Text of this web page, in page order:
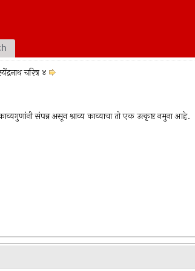
चरित्र ४
संपन्न असून श्राव्य काव्याचा तो एक उत्कृष्ट नमुना आहे.